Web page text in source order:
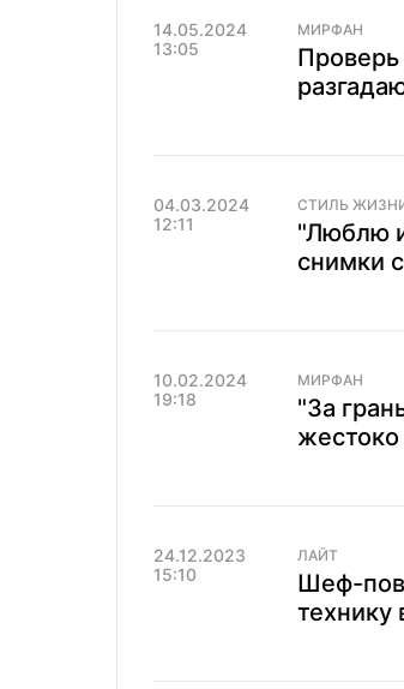
14.05.2024
13:05
МИРФАН
04.03.2024
12:11
СТИЛЬ
"Люблю
снимки
10.02.2024
19:18
МИРФАН
"За
жестоко
24.12.2023
15:10
ЛАЙТ
Шеф-
технику